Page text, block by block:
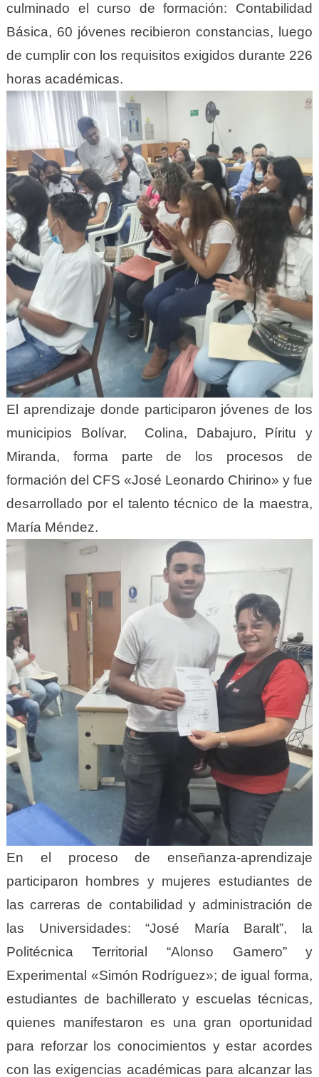
culminado el curso de formación: Contabilidad
Básica, 60 jóvenes recibieron constancias, luego
de cumplir con los requisitos exigidos durante 226
horas académicas.
El aprendizaje donde participaron jóvenes de los
municipios Bolívar, Colina, Dabajuro, Píritu y
Miranda, forma parte de los procesos de
formación del CFS «José Leonardo Chirino» y fue
desarrollado por el talento técnico de la maestra,
María Méndez.
En el proceso de enseñanza-aprendizaje
participaron hombres y mujeres estudiantes de
las carreras de contabilidad y administración de
las Universidades: “José María Baralt”, la
Politécnica Territorial “Alonso Gamero” y
Experimental «Simón Rodríguez»; de igual forma,
estudiantes de bachillerato y escuelas técnicas,
quienes manifestaron es una gran oportunidad
para reforzar los conocimientos y estar acordes
con las exigencias académicas para alcanzar las